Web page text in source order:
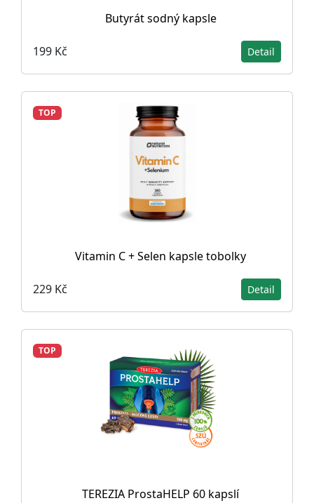
Butyrát sodný kapsle
199 Kč Detail
TOP
Vitamin C + Selen kapsle tobolky
229 Kč Detail
TOP
TEREZIA ProstaHELP 60 kapslí